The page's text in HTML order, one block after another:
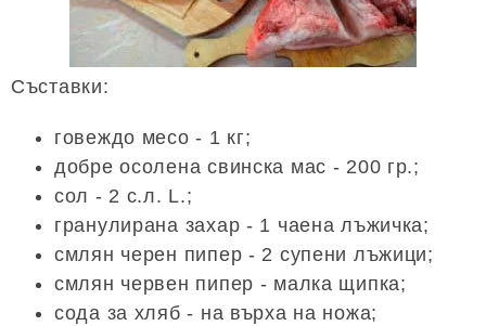
Съставки:
говеждо месо - 1 кг;
добре осолена свинска мас - 200 гр.;
сол - 2 с.л. L.;
гранулирана захар - 1 чаена лъжичка;
смлян черен пипер - 2 супени лъжици;
смлян червен пипер - малка щипка;
сода за хляб - на върха на ножа;